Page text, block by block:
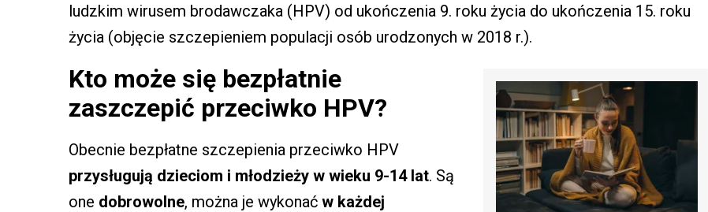
ludzkim wirusem brodawczaka (HPV) od ukończenia 9. roku życia do ukończenia 15. roku
życia (objęcie szczepieniem populacji osób urodzonych w 2018 r.).
Kto może się bezpłatnie
zaszczepić przeciwko HPV?
Obecnie bezpłatne szczepienia przeciwko HPV
przysługują dzieciom i młodzieży w wieku 9-14 lat. Są
one dobrowolne, można je wykonać w każdej